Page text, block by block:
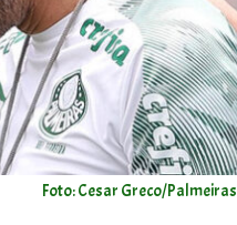
Foto: Cesar Greco/Palmeiras